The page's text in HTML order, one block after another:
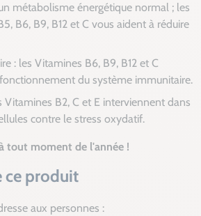
métabolisme énergétique normal ; les
B6, B9, B12 et C vous aident à réduire
: les Vitamines B6, B9, B12 et C
du système immunitaire.
B2, C et E interviennent dans
contre le stress oxydatif.
tout moment de l'année !
ce produit
aux personnes :